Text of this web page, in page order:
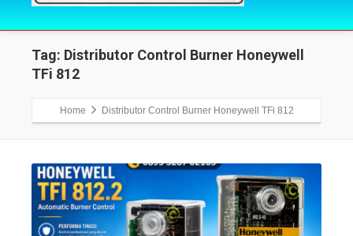
Tag: Distributor Control Burner Honeywell
TFi 812
Home Distributor Control Burner Honeywell TFi 812